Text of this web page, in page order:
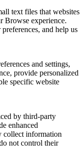
text files that websites
Browse experience.
and help us
and settings,
provide personalized
specific website
by third-party
enhanced
collect information
not control their